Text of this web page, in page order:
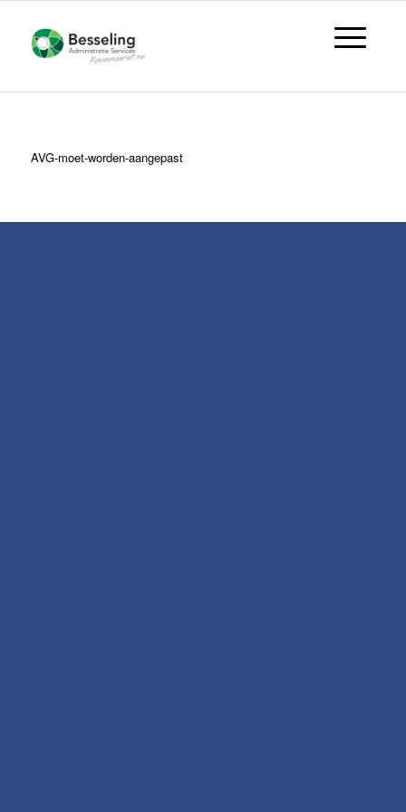
AVG-moet-worden-aangepast